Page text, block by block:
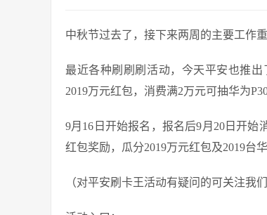
中秋节过去了，接下来两周的主要工作
最近各种刷刷刷活动，今天平安也推
2019万元红包，消费满2万元可抽华为
9月16日开始报名，报名后9月20日开
红包奖励，瓜分2019万元红包及2019台
（对平安刷卡王活动有疑问的可关注我